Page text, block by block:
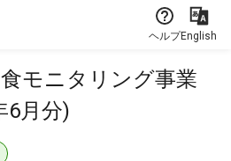
ヘルプEnglish
モニタリング事業
6月分)